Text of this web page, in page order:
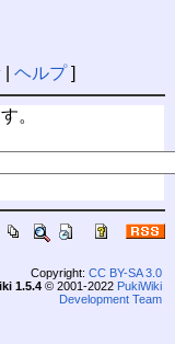
| ヘルプ]
。
Copyright: CC BY-SA 3.0
1.5.4© 2001-2022 PukiWiki
Development Team